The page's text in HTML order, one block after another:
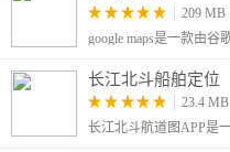
209 MB
长江北斗船舶定位
23.4 MB